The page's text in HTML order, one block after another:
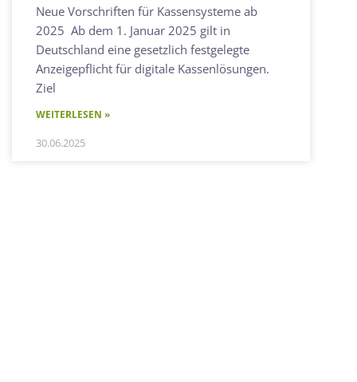
Neue Vorschriften für Kassensysteme ab
2025 Ab dem 1. Januar 2025 gilt in
Deutschland eine gesetzlich festgelegte
Anzeigepflicht für digitale Kassenlösungen.
Ziel
WEITERLESEN »
30.06.2025